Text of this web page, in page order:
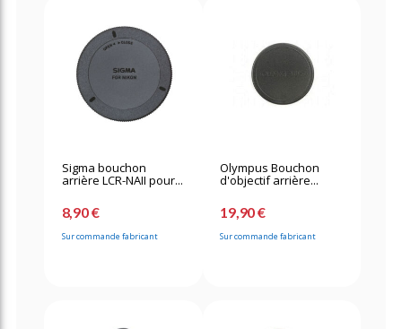
Sigma bouchon
arrière LCR-NAII pour...
8,90 €
Sur commande fabricant
Olympus Bouchon
d'objectif arrière...
19,90 €
Sur commande fabricant